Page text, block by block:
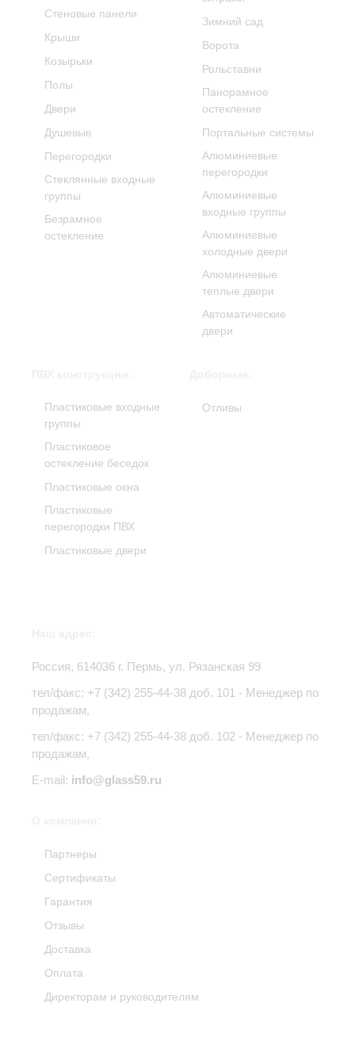
Стеновые панели
Крыши
Козырьки
Полы
Двери
Душевые
Перегородки
Стеклянные входные
группы
Безрамное
остекление
Зимний сад
Ворота
Рольставни
Панорамное
остекление
Портальные системы
Алюминиевые
перегородки
Алюминиевые
входные группы
Алюминиевые
холодные двери
Алюминиевые
теплые двери
Автоматические
двери
Пластиковые входные
группы
Пластиковое
остекление беседок
Пластиковые окна
Пластиковые
перегородки ПВХ
Пластиковые двери
Отливы
Россия, 614036 г. Пермь, ул. Рязанская 99
тел/факс: +7 (342) 255-44-38 доб. 101 - Менеджер по
продажам,
тел/факс: +7 (342) 255-44-38 доб. 102 - Менеджер по
продажам,
E-mail: info@glass59.ru
Партнеры
Сертификаты
Гарантия
Отзывы
Доставка
Оплата
Директорам и руководителям